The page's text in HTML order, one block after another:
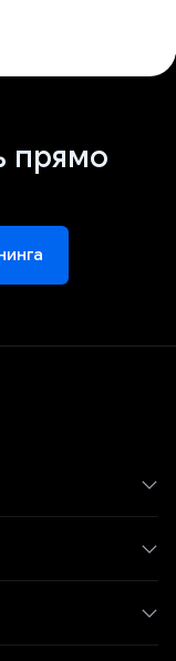
прямо